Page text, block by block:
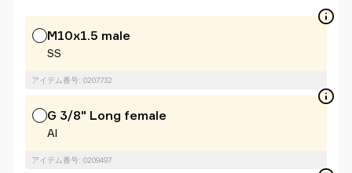
M10x1.5 male
SS
アイテム番号: 0207732
G 3/8" Long female
Al
アイテム番号: 0209497